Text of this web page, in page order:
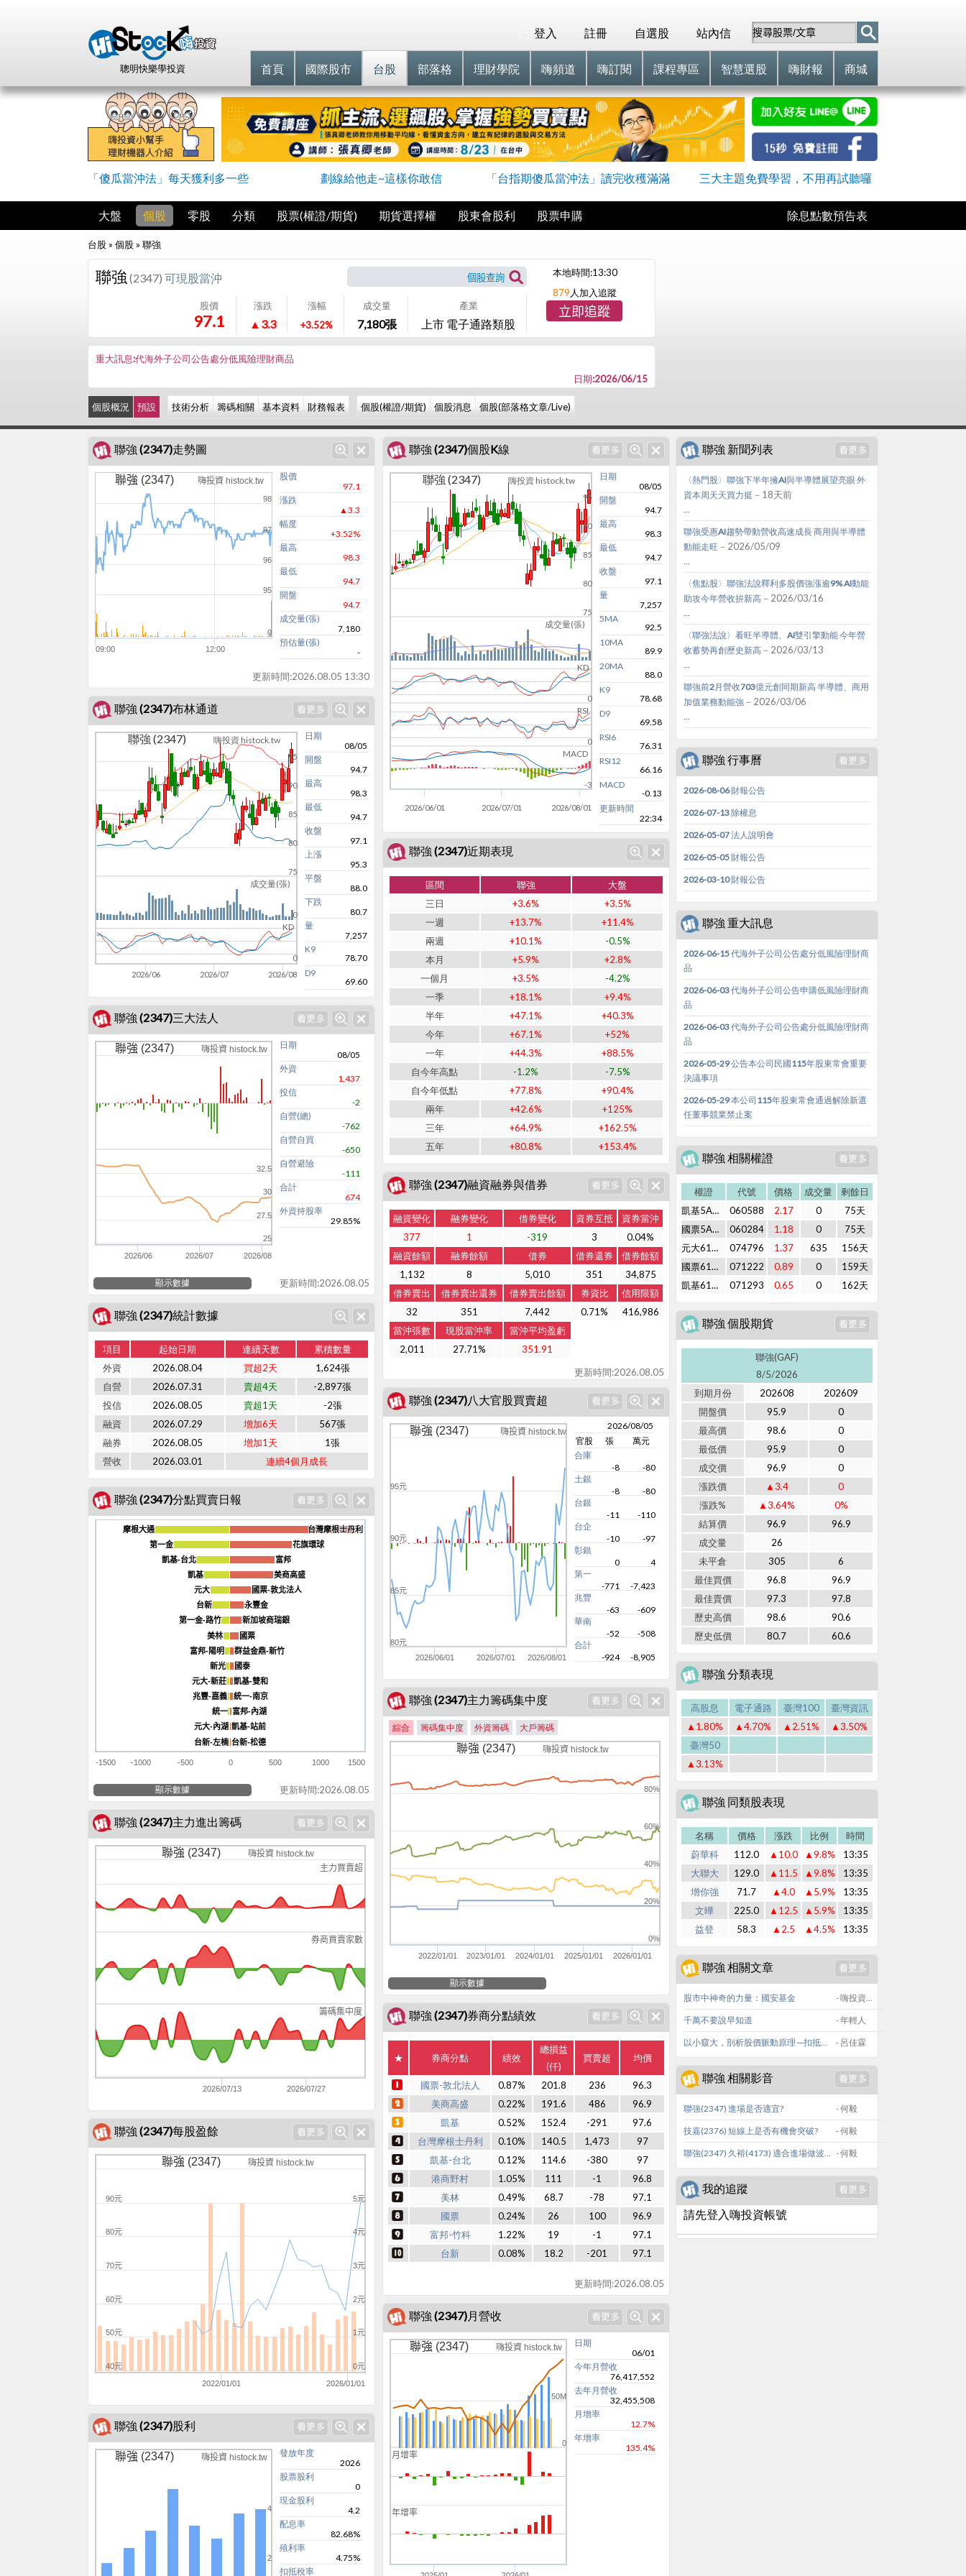
聰明快樂學投資
站內信
自選股
註冊
登入
首頁 國際股市 台股 部落格 理財學院 嗨頻道 嗨訂閱 課程專區 智慧選股 嗨財報 商城
「傻瓜當沖法」每天獲利多一些 劃線給他走~這樣你敢信 「台指期傻瓜當沖法」讀完收穫滿滿 三大主題免費學習，不用再試聽囉
大盤 個股 零股 分類 股票(權證/期貨) 期貨選擇權 股東會股利 股票申購 除息點數預告表
台股 » 個股 » 聯強
聯強 (2347) 可現股當沖
股價
97.1
漲跌
▲3.3
漲幅
+3.52%
成交量
7,180張
產業
上市 電子通路類股
本地時間:13:30
879 人加入追蹤
立即追蹤
重大訊息:代海外子公司公告處分低風險理財商品
日期:2026/06/15
個股概況 預設 技術分析 籌碼相關 基本資料 財務報表 個股(權證/期貨) 個股消息 個股(部落格文章/Live)
聯強 (2347)走勢圖
聯強 (2347) 嗨投資 histock.tw
09:00 12:00
95
96
97
98
0
股價
97.1
漲跌
▲3.3
幅度
+3.52%
最高
98.3
最低
94.7
開盤
94.7
成交量(張)
7,180
預估量(張)
-
更新時間:2026.08.05 13:30
聯強 (2347)個股K線
成交量(張)
KD
RSI
MACD
聯強 (2347) 嗨投資 histock.tw
2026/06/01 2026/07/01 2026/08/01
75
80
85
90
95
0
0
-3
日期
08/05
開盤
94.7
最高
98.3
最低
94.7
收盤
97.1
量
7,257
5MA
92.5
10MA
89.9
20MA
88.0
K9
78.68
D9
69.58
RSI6
76.31
RSI12
66.16
MACD
-0.13
更新時間
22:34
聯強 (2347)布林通道
成交量(張)
KD
聯強 (2347) 嗨投資 histock.tw
2026/06 2026/07 2026/08
75
80
85
90
95
0
0
日期
08/05
開盤
94.7
最高
98.3
最低
94.7
收盤
97.1
上漲
95.3
平盤
88.0
下跌
80.7
量
7,257
K9
78.70
D9
69.60
聯強 (2347)近期表現
區間 聯強
大盤
三日
+3.6%
+3.5%
一週
+13.7%
+11.4%
兩週
+10.1%
-0.5%
本月
+5.9%
+2.8%
一個月
+3.5%
-4.2%
一季
+18.1%
+9.4%
半年
+47.1%
+40.3%
今年
+67.1%
+52%
一年
+44.3%
+88.5%
自今年高點
-1.2%
-7.5%
自今年低點
+77.8%
+90.4%
兩年
+42.6%
+125%
三年
+64.9%
+162.5%
五年
+80.8% +153.4%
聯強 (2347)三大法人
聯強 (2347) 嗨投資 histock.tw
2026/06 2026/07 2026/08
25
27.5
30
32.5
日期
08/05
外資
1,437
投信
-2
自營(總)
-762
自營自買
-650
自營避險
-111
合計
674
外資持股率
29.85%
顯示數據 更新時間:2026.08.05
聯強 (2347)融資融券與借券
融資變化 融券變化 借券變化 資券互抵
資券當沖
377
1 -319 3
0.04%
融資餘額
融券餘額 借券 借券還券
借券餘額
1,132
8 5,010 351
34,875
借券賣出
借券賣出還券 借券賣出餘額 券資比
信用限額
32
351 7,442 0.71%
416,986
當沖張數
現股當沖率
當沖平均盈虧
2,011
27.71%
351.91
更新時間:2026.08.05
聯強 (2347)統計數據
項目 起始日期 連續天數
累積數量
外資
2026.08.04 買超2天
1,624張
自營
2026.07.31 賣超4天
-2,897張
投信
2026.08.05 賣超1天
-2張
融資
2026.07.29 增加6天
567張
融券
2026.08.05 增加1天
1張
營收
2026.03.01 連續4個月成長
聯強 (2347)八大官股買賣超
聯強 (2347) 嗨投資 histock.tw
2026/06/01 2026/07/01 2026/08/01
80元
85元
90元
95元
2026/08/05
官股
張
萬元
合庫
-8
-80
土銀
-8
-80
台銀
-11
-110
台企
-10
-97
彰銀
0
4
第一
-771
-7,423
兆豐
-63
-609
華南
-52
-508
合計
-924
-8,905
聯強 (2347)分點買賣日報
台灣摩根士丹利
台灣摩根士丹利
花旗環球
花旗環球
富邦
富邦
美商高盛
美商高盛
國票-敦北法人
國票-敦北法人
永豐金
永豐金
新加坡商瑞銀
新加坡商瑞銀
國票
國票
群益金鼎-新竹
群益金鼎-新竹
國泰
國泰
凱基-雙和
凱基-雙和
統一-南京
統一-南京
富邦-內湖
富邦-內湖
凱基-站前
凱基-站前
台新-松德
台新-松德
摩根大通
摩根大通
第一金
第一金
凱基-台北
凱基-台北
凱基
凱基
元大
元大
台新
台新
第一金-路竹
第一金-路竹
美林
美林
富邦-陽明
富邦-陽明
新光
新光
元大-新莊
元大-新莊
兆豐-嘉義
兆豐-嘉義
統一
統一
元大-內湖
元大-內湖
台新-左楠
台新-左楠
-1000 -500 0 500 1000 1500
-1500
顯示數據 更新時間:2026.08.05
聯強 (2347)主力籌碼集中度
綜合 籌碼集中度 外資籌碼 大戶籌碼
聯強 (2347) 嗨投資 histock.tw
2022/01/01 2023/01/01 2024/01/01 2025/01/01 2026/01/01
0%
20%
40%
60%
80%
顯示數據
聯強 (2347)主力進出籌碼
主力買賣超
券商買賣家數
籌碼集中度
聯強 (2347) 嗨投資 histock.tw
2026/07/13 2026/07/27
聯強 (2347)券商分點績效
★ 券商分點 績效
總損益
(仟)
買賣超 均價
國票-敦北法人 0.87% 201.8 236
96.3
美商高盛
0.22% 191.6 486
96.9
凱基
0.52% 152.4 -291
97.6
台灣摩根士丹利
0.10% 140.5 1,473
97
凱基-台北
0.12% 114.6 -380
97
港商野村
1.05% 111 -1
96.8
美林
0.49% 68.7 -78
97.1
國票
0.24% 26 100
96.9
富邦-竹科
1.22% 19 -1
97.1
台新
0.08% 18.2 -201 97.1
更新時間:2026.08.05
聯強 (2347)每股盈餘
聯強 (2347) 嗨投資 histock.tw
2022/01/01 2026/01/01
0元
1元
2元
3元
4元
5元
40元
50元
60元
70元
80元
90元
聯強 (2347)月營收
月增率
年增率
聯強 (2347) 嗨投資 histock.tw
0
50M
日期
06/01
今年月營收
76,417,552
去年月營收
32,455,508
月增率
12.7%
年增率
135.4%
聯強 (2347)股利
聯強 (2347) 嗨投資 histock.tw
2
4
發放年度
2026
股票股利
0
現金股利
4.2
配息率
82.68%
殖利率
4.75%
扣抵稅率
聯強 新聞列表
〈熱門股〉聯強下半年擁AI與半導體展望亮眼 外
資本周天天買力挺 －18天前
...
聯強受惠AI趨勢帶動營收高速成長 商用與半導體
動能走旺 －2026/05/09
...
〈焦點股〉聯強法說釋利多股價強漲逾9% AI動能
助攻今年營收拚新高 －2026/03/16
...
〈聯強法說〉看旺半導體、AI雙引擎動能 今年營
收蓄勢再創歷史新高 －2026/03/13
...
聯強前2月營收703億元創同期新高 半導體、商用
加值業務動能強 －2026/03/06
...
聯強 行事曆
2026-08-06 財報公告
2026-07-13 除權息
2026-05-07 法人說明會
2026-05-05 財報公告
2026-03-10 財報公告
聯強 重大訊息
2026-06-15 代海外子公司公告處分低風險理財商
品
2026-06-03 代海外子公司公告申購低風險理財商
品
2026-06-03 代海外子公司公告處分低風險理財商
品
2026-05-29 公告本公司民國115年股東常會重要
決議事項
2026-05-29 本公司115年股東常會通過解除新選
任董事競業禁止案
聯強 相關權證
權證 代號 價格 成交量
剩餘日
凱基5A購01
060588 2.17 0
75天
國票5A購01
060284 1.18 0
75天
元大61購01
074796 1.37 635
156天
國票61購01
071222 0.89 0
159天
凱基61購01
071293 0.65 0 162天
聯強 個股期貨
聯強(GAF)
8/5/2026
到期月份
202608
202609
開盤價
95.9
0
最高價
98.6
0
最低價
95.9
0
成交價
96.9
0
漲跌價
▲3.4
0
漲跌%
▲3.64%
0%
結算價
96.9
96.9
成交量
26
未平倉
305
6
最佳買價
96.8
96.9
最佳賣價
97.3
97.8
歷史高價
98.6
90.6
歷史低價
80.7 60.6
聯強 分類表現
高股息 電子通路 臺灣100
臺灣資訊
▲1.80%
▲4.70% ▲2.51%
▲3.50%
臺灣50
▲3.13%
聯強 同類股表現
名稱 價格 漲跌 比例
時間
蔚華科
112.0 ▲10.0 ▲9.8%
13:35
大聯大
129.0 ▲11.5 ▲9.8%
13:35
增你強
71.7 ▲4.0 ▲5.9%
13:35
文曄
225.0 ▲12.5 ▲5.9%
13:35
益登
58.3 ▲2.5 ▲4.5% 13:35
聯強 相關文章
- 嗨投資官方
股市中神奇的力量：國安基金
- 年輕人
千萬不要說早知道
- 呂佳霖
以小窺大，剖析股價脈動原理 ─扣抵值的觀念
聯強 相關影音
- 何毅
聯強(2347) 進場是否適宜?
- 何毅
技嘉(2376) 短線上是否有機會突破?
- 何毅
聯強(2347) 久裕(4173) 適合進場做波段嗎?
我的追蹤
請先登入嗨投資帳號